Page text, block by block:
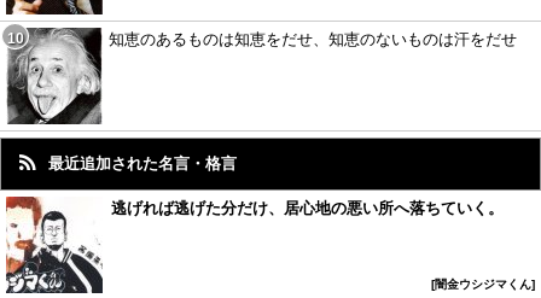
知恵のあるものは知恵をだせ、知恵のないものは汗をだせ
最近追加された名言・格言
逃げれば逃げた分だけ、居心地の悪い所へ落ちていく。
闇金ウシジマくん